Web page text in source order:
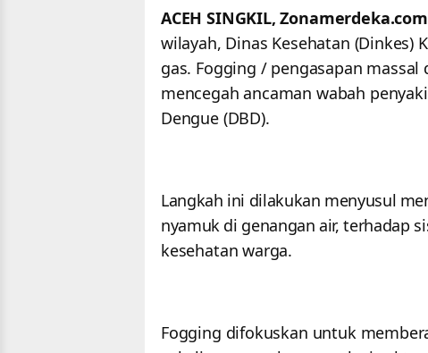
ACEH SINGKIL, Zonamerdeka.com
wilayah, Dinas Kesehatan (Dinkes)
gas. Fogging / pengasapan
mencegah ancaman wabah
Dengue (DBD).
Langkah ini dilakukan menyusul
nyamuk di genangan air, terhadap
kesehatan warga.
Fogging difokuskan untuk